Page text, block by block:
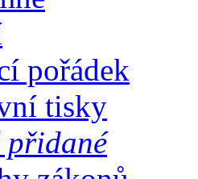
pořádek
tisky
přidané